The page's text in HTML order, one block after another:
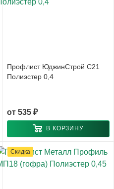
Профлист ЮджинСтрой С21
Полиэстер 0,4
от 535 ₽
В КОРЗИНУ
Скидка